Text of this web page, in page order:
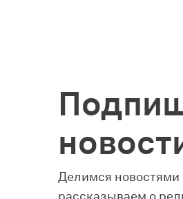
Делимся